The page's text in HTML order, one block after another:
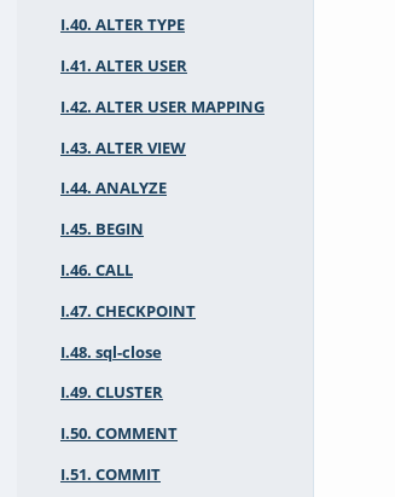
I.40. ALTER TYPE
I.41. ALTER USER
I.42. ALTER USER MAPPING
I.43. ALTER VIEW
I.44. ANALYZE
I.45. BEGIN
I.46. CALL
I.47. CHECKPOINT
I.48. sql-close
I.49. CLUSTER
I.50. COMMENT
I.51. COMMIT